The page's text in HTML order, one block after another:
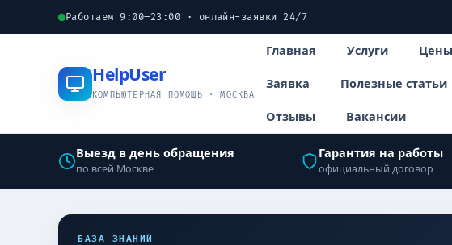
Работаем 9:00–23:00 · онлайн-заявки 24/7
HelpUser
КОМПЬЮТЕРНАЯ ПОМОЩЬ · МОСКВА
Главная Услуги Цены
Заявка Полезные статьи
Отзывы Вакансии
Выезд в день обращения
по всей Москве
Гарантия на работы
официальный договор
БАЗА ЗНАНИЙ